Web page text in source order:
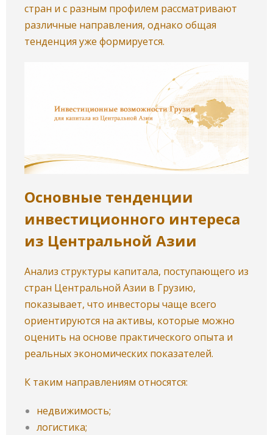
стран и с разным профилем рассматривают
различные направления, однако общая
тенденция уже формируется.
Основные тенденции
инвестиционного интереса
из Центральной Азии
Анализ структуры капитала, поступающего из
стран Центральной Азии в Грузию,
показывает, что инвесторы чаще всего
ориентируются на активы, которые можно
оценить на основе практического опыта и
реальных экономических показателей.
К таким направлениям относятся:
недвижимость;
логистика;